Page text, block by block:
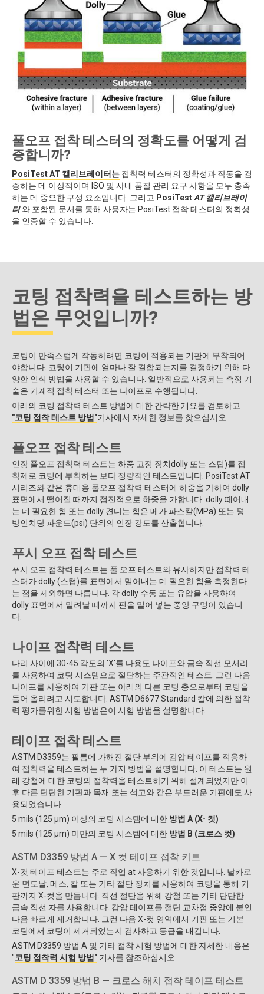
풀오프 접착 테스터의 정확도를 어떻게 검
증합니까?
PosiTest AT 캘리브레이터는 접착력 테스터의 정확성과 작동을 검
증하는 데 이상적이며 ISO 및 사내 품질 관리 요구 사항을 모두 충족
하는 데 중요한 구성 요소입니다. 그리고 PosiTestAT 캘리브레이
터와 포함된 문서를 통해 사용자는 PosiTest 접착 테스터의 정확성
을 인증할 수 있습니다.
코팅 접착력을 테스트하는 방
법은 무엇입니까?
코팅이 만족스럽게 작동하려면 코팅이 적용되는 기판에 부착되어
야합니다. 코팅이 기판에 얼마나 잘 결합되는지를 결정하기 위해 다
양한 인식 방법을 사용할 수 있습니다. 일반적으로 사용되는 측정 기
술은 기계적 접착 테스터 또는 나이프로 수행됩니다.
아래의 코팅 접착력 테스트 방법에 대한 간략한 개요를 검토하고
"코팅 접착 테스트 방법"기사에서 자세한 정보를 찾으십시오.
풀오프 접착 테스트
인장 풀오프 접착력 테스트는 하중 고정 장치dolly 또는 스텁)를 접
착제로 코팅에 부착하는 보다 정량적인 테스트입니다. PosiTest AT
시리즈와 같은 휴대용 풀오프 접착력 테스터에 하중을 가하여 dolly
표면에서 떨어질 때까지 점진적으로 하중을 가합니다. dolly 떼어내
는 데 필요한 힘 또는 dolly 견디는 힘은 메가 파스칼(MPa) 또는 평
방인치당 파운드(psi) 단위의 인장 강도를 산출합니다.
푸시 오프 접착 테스트
푸시 오프 접착력 테스트는 풀 오프 테스트와 유사하지만 접착력 테
스터가 dolly (스텁)를 표면에서 밀어내는 데 필요한 힘을 측정한다
는 점을 제외하면 다릅니다. 각 dolly 수동 또는 유압을 사용하여
dolly 표면에서 밀려날 때까지 핀을 밀어 넣는 중앙 구멍이 있습니
다.
나이프 접착력 테스트
다리 사이에 30-45 각도의 'X'를 다용도 나이프와 금속 직선 모서리
를 사용하여 코팅 시스템으로 절단하는 주관적인 테스트. 그런 다음
나이프를 사용하여 기판 또는 아래의 다른 코팅 층으로부터 코팅을
들어 올리려고 시도합니다. ASTM D6677 Standard 칼에 의한 접착
력 평가를위한 시험 방법은이 시험 방법을 설명합니다.
테이프 접착 테스트
ASTM D3359는 필름에 가해진 절단 부위에 감압 테이프를 적용하
여 접착력을 테스트하는 두 가지 방법을 설명합니다. 이 테스트는 원
래 강철에 대한 코팅의 접착력을 테스트하기 위해 설계되었지만 이
후 다른 단단한 기판과 목재 또는 석고와 같은 부드러운 기판에도 사
용되었습니다.
5 mils (125 μm) 이상의 코팅 시스템에 대한 방법 A (X- 컷)
5 mils (125 μm) 미만의 코팅 시스템에 대한 방법 B (크로스 컷)
ASTM D3359 방법 A — X 컷 테이프 접착 키트
X-컷 테이프 테스트는 주로 작업 at 사용하기 위한 것입니다. 날카로
운 면도날, 메스, 칼 또는 기타 절단 장치를 사용하여 코팅을 통해 기
판까지 X-컷을 만듭니다. 직선 절단을 위해 강철 또는 기타 단단한
금속 직선 자를 사용합니다. 감압 테이프를 절단 교차점 중앙에 붙인
다음 빠르게 제거합니다. 그런 다음 X-컷 영역에서 기판 또는 기본
코팅에서 코팅이 제거되었는지 검사하고 등급을 매깁니다.
ASTM D3359 방법 A 및 기타 접착 시험 방법에 대한 자세한 내용은
"코팅 접착력 시험 방법" 기사를 참조하십시오.
ASTM D 3359 방법 B — 크로스 해치 접착 테이프 테스트